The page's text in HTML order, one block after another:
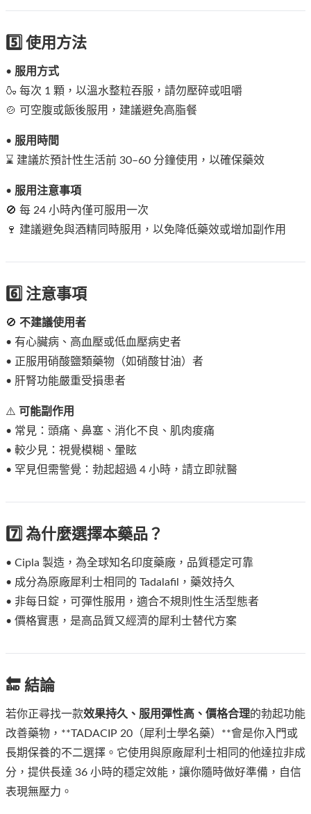
5️⃣ 使用方法
• 服用方式
🍶 每次 1 顆，以溫水整粒吞服，請勿壓碎或咀嚼
🍲 可空腹或飯後服用，建議避免高脂餐
• 服用時間
⌛ 建議於預計性生活前 30–60 分鐘使用，以確保藥效
• 服用注意事項
🚫 每 24 小時內僅可服用一次
🍷 建議避免與酒精同時服用，以免降低藥效或增加副作用
6️⃣ 注意事項
🚫 不建議使用者
• 有心臟病、高血壓或低血壓病史者
• 正服用硝酸鹽類藥物（如硝酸甘油）者
• 肝腎功能嚴重受損患者
⚠️ 可能副作用
• 常見：頭痛、鼻塞、消化不良、肌肉痠痛
• 較少見：視覺模糊、暈眩
• 罕見但需警覺：勃起超過 4 小時，請立即就醫
7️⃣ 為什麼選擇本藥品？
• Cipla 製造，為全球知名印度藥廠，品質穩定可靠
• 成分為原廠犀利士相同的 Tadalafil，藥效持久
• 非每日錠，可彈性服用，適合不規則性生活型態者
• 價格實惠，是高品質又經濟的犀利士替代方案
🔚 結論
若你正尋找一款效果持久、服用彈性高、價格合理的勃起功能
改善藥物，**TADACIP 20（犀利士學名藥）**會是你入門或
長期保養的不二選擇。它使用與原廠犀利士相同的他達拉非成
分，提供長達 36 小時的穩定效能，讓你隨時做好準備，自信
表現無壓力。